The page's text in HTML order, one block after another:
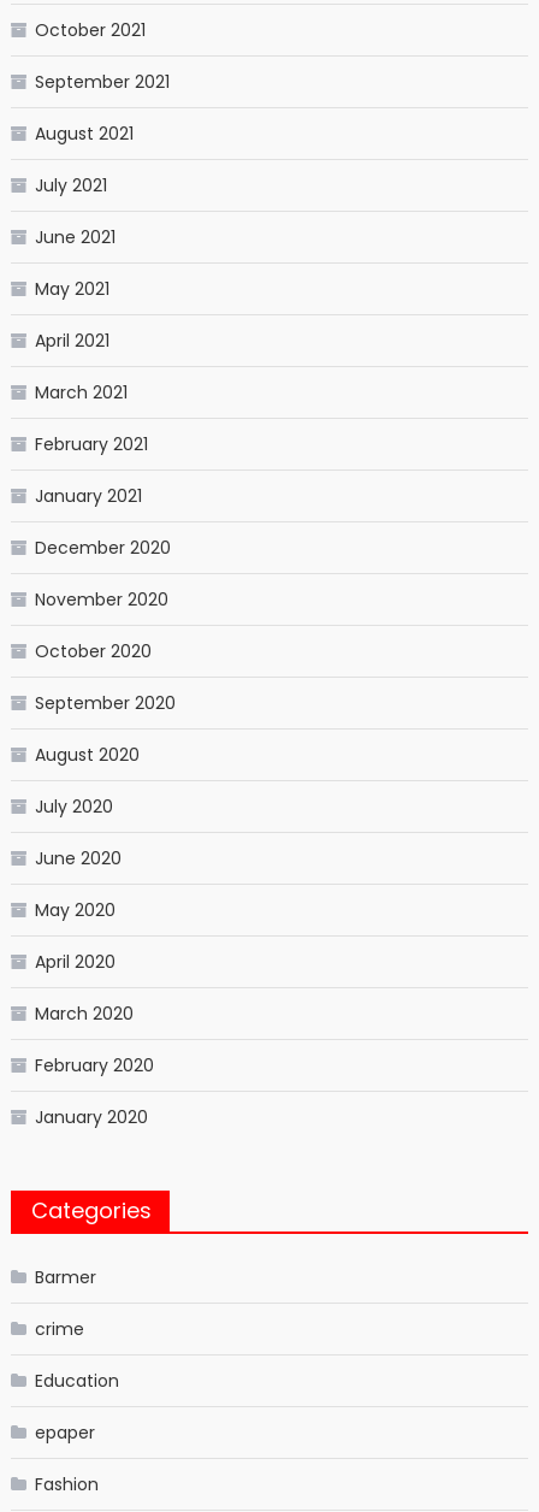
October 2021
September 2021
August 2021
July 2021
June 2021
May 2021
April 2021
March 2021
February 2021
January 2021
December 2020
November 2020
October 2020
September 2020
August 2020
July 2020
June 2020
May 2020
April 2020
March 2020
February 2020
January 2020
Categories
Barmer
crime
Education
epaper
Fashion